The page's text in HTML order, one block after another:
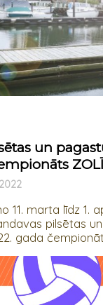
un
11. marta līdz 1.
pilsētas
gada